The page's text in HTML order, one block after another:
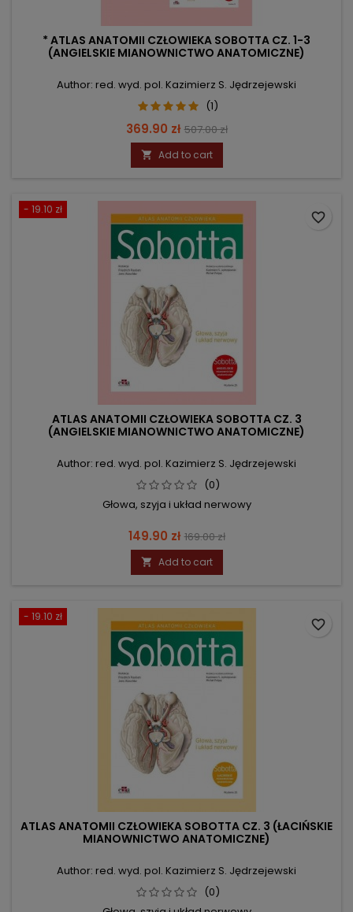
* ATLAS ANATOMII CZŁOWIEKA SOBOTTA CZ. 1-3
(ANGIELSKIE MIANOWNICTWO ANATOMICZNE)
Author: red. wyd. pol. Kazimierz S. Jędrzejewski
(1)
Price
369.90 zł Regular
price
507.00 zł
 Add to cart
- 19.10 zł
ATLAS ANATOMII CZŁOWIEKA SOBOTTA CZ. 3
(ANGIELSKIE MIANOWNICTWO ANATOMICZNE)
Author: red. wyd. pol. Kazimierz S. Jędrzejewski
(0)
Głowa, szyja i układ nerwowy
Price
149.90 zł Regular
price
169.00 zł
 Add to cart
favorite_border
- 19.10 zł
ATLAS ANATOMII CZŁOWIEKA SOBOTTA CZ. 3 (ŁACIŃSKIE
MIANOWNICTWO ANATOMICZNE)
Author: red. wyd. pol. Kazimierz S. Jędrzejewski
(0)
favorite_border